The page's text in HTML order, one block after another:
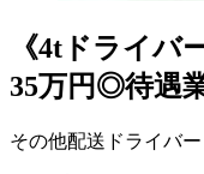
《4tドライバ
35万円◎待遇
その他配送ドライバー